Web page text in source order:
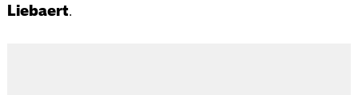
Liebaert.